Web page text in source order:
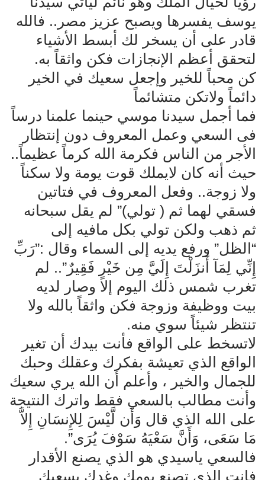
يوسف يفسرها ويصبح عزيز مصر.. فالله
قادر على أن يسخر لك أبسط الأشياء
لتحقق أعظم الإنجازات فكن واثقاً به.
كن محباً للخير وإجعل سعيك في الخير
دائماً ولاتكن متشائماً
فما أجمل سيدنا موسي حينما علمنا درساً
فى السعي وعمل المعروف دون إنتظار
الأجر من الناس فكرمة الله كرماً عظيماً..
حيث أنه كان لايملك قوت يومة ولا سكناً
ولا زوجة.. وفعل المعروف في فتاتين
فسقي لهما ثم ( تولي)” لم يقل سبحانه
ثم ذهب ولكن تولي بكل مافيه إلى
“الظل” ورفع يديه إلى السماء وقال :”رَبِّ
إِنِّي لِمَآ أَنزَلْتَ إِلَيَّ مِن خَيْرٍ فَقِيرٌ”.. لم
تغرب شمس ذلك اليوم إلا وصار لديه
بيت ووظيفة وزوجة فكن واثقاً بالله ولا
تنتظر شيئاً سوي منه.
لاتسخط على الواقع فأنت بيدك أن تغير
الواقع الذي تعيشة بفكرك وعقلك وحبك
للجمال والخير ، وأعلم أن الله يري سعيك
وأنت مطالب بالسعي فقط واترك النتيجة
على الله الذي قال وَأَن لَّيْسَ لِلإِنسَانِ إِلاَّ
مَا سَعَى، وَأَنَّ سَعْيَهُ سَوْفَ يُرَى”.
فالسعي ياسيدي هو الذي يصنع الأقدار
فانت الذي تصنع يومك وغدك بسعيك